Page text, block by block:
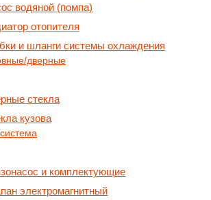
водяной (помпа)
отопителя
и шланги системы охлаждения
дверные
стекла
кузова
и комплектующие
электромагнитный